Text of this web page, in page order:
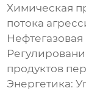
Химическая
потока
продуктов
Энергетика: